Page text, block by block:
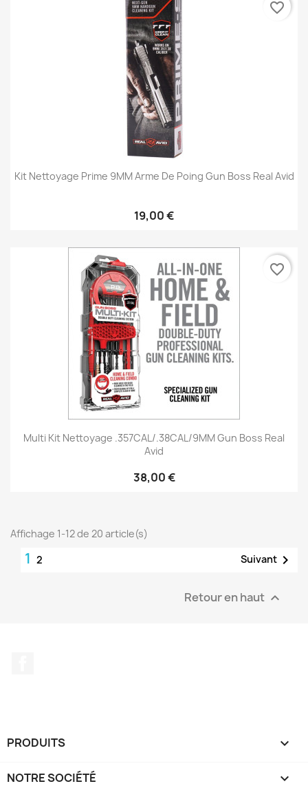
Kit Nettoyage Prime 9MM Arme De Poing Gun Boss Real Avid
19,00 €
favorite_border
Multi Kit Nettoyage .357CAL/.38CAL/9MM Gun Boss Real
Avid
38,00 €
favorite_border
Affichage 1-12 de 20 article(s)
1 2 Suivant 
Retour en haut 
PRODUITS 
NOTRE SOCIÉTÉ 